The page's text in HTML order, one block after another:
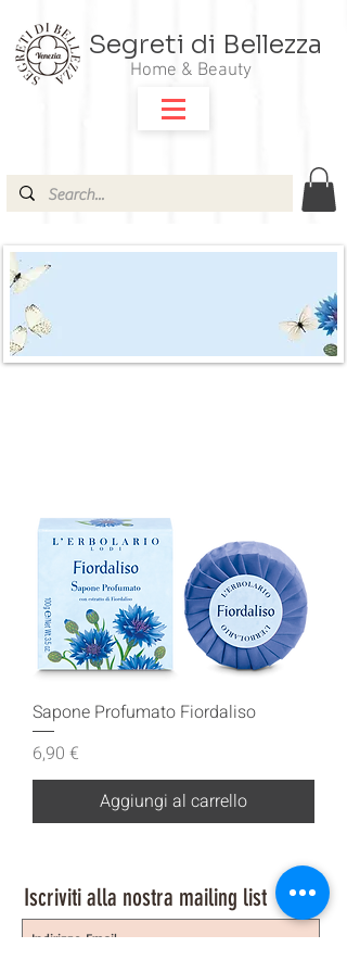
Segreti di Bellezza
Home & Beauty
Sapone Profumato Fiordaliso
Prezzo
6,90 €
Aggiungi al carrello
Iscriviti alla nostra mailing list